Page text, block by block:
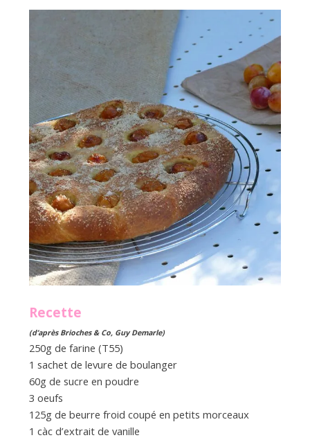
Recette
(d’après Brioches & Co, Guy Demarle)
250g de farine (T55)
1 sachet de levure de boulanger
60g de sucre en poudre
3 oeufs
125g de beurre froid coupé en petits morceaux
1 càc d’extrait de vanille